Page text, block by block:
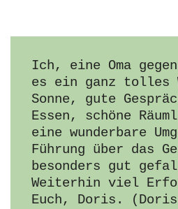
Ich, eine Oma
es ein ganz tolles
Sonne, gute
Essen, schöne
eine wunderbare
Führung über das
besonders gut
Weiterhin viel
Euch, Doris. (Doris